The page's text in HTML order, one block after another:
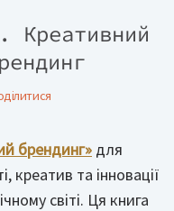
брендинг» для
креатив та інновації
світі. Ця книга